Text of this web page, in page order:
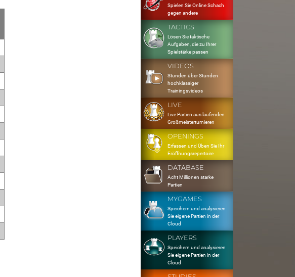
Spielen Sie Online Schach
gegen andere
TACTICS
Lösen Sie taktische
Aufgaben, die zu Ihrer
Spielstärke passen
VIDEOS
Stunden über Stunden
hochklassiger
Trainingsvideos
LIVE
Live Partien aus laufenden
Großmeisterturnieren
OPENINGS
Erfassen und Üben Sie Ihr
Eröffnungsrepertoire
DATABASE
Acht Millionen starke
Partien
MYGAMES
Speichern und analysieren
Sie eigene Partien in der
Cloud
PLAYERS
Speichern und analysieren
Sie eigene Partien in der
Cloud